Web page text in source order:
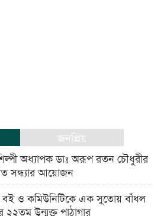
জনপ্রিয়
অধ্যাপক ডাঃ অরূপ রতন চৌধুরীর
সন্ধ্যার আয়োজন
বই ও কমিউনিটিকে এক সুতোয় বাঁধল
২২তম উন্মুক্ত পাঠাগার